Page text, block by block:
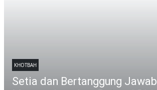
KHOTBAH
Setia dan Bertanggung Jawab